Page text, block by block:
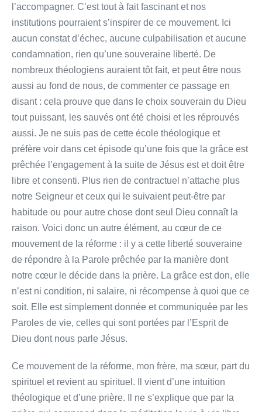
l’accompagner. C’est tout à fait fascinant et nos
institutions pourraient s’inspirer de ce mouvement. Ici
aucun constat d’échec, aucune culpabilisation et aucune
condamnation, rien qu’une souveraine liberté. De
nombreux théologiens auraient tôt fait, et peut être nous
aussi au fond de nous, de commenter ce passage en
disant : cela prouve que dans le choix souverain du Dieu
tout puissant, les sauvés ont été choisi et les réprouvés
aussi. Je ne suis pas de cette école théologique et
préfère voir dans cet épisode qu’une fois que la grâce est
prêchée l’engagement à la suite de Jésus est et doit être
libre et consenti. Plus rien de contractuel n’attache plus
notre Seigneur et ceux qui le suivaient peut-être par
habitude ou pour autre chose dont seul Dieu connaît la
raison. Voici donc un autre élément, au cœur de ce
mouvement de la réforme : il y a cette liberté souveraine
de répondre à la Parole prêchée par la manière dont
notre cœur le décide dans la prière. La grâce est don, elle
n’est ni condition, ni salaire, ni récompense à quoi que ce
soit. Elle est simplement donnée et communiquée par les
Paroles de vie, celles qui sont portées par l’Esprit de
Dieu dont nous parle Jésus.
Ce mouvement de la réforme, mon frère, ma sœur, part du
spirituel et revient au spirituel. Il vient d’une intuition
théologique et d’une prière. Il ne s’explique que par la